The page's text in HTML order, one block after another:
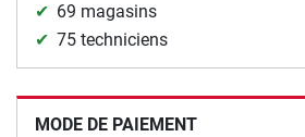
69 magasins
75 techniciens
MODE DE PAIEMENT